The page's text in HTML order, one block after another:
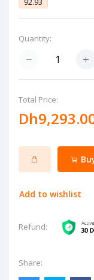
Quantity:
Total Price:
Add to wishlist
Refund:
Share: